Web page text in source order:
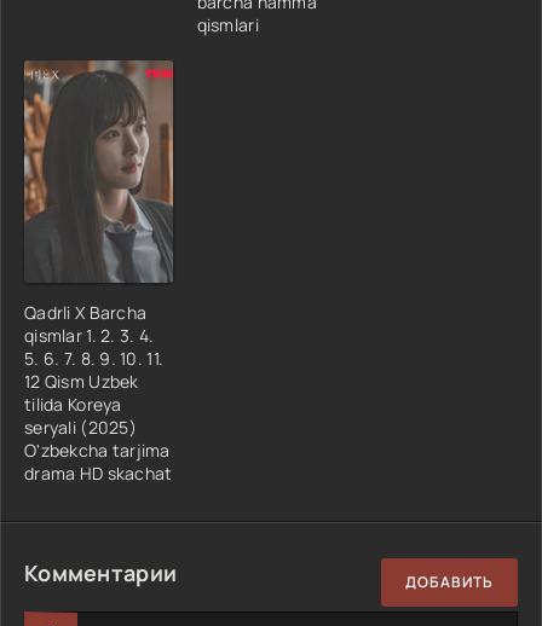
qismlari
Qadrli X Barcha
qismlar 1. 2. 3. 4.
5. 6. 7. 8. 9. 10. 11.
12 Qism Uzbek
tilida Koreya
seryali (2025)
O'zbekcha tarjima
drama HD skachat
Комментарии ДОБАВИТЬ